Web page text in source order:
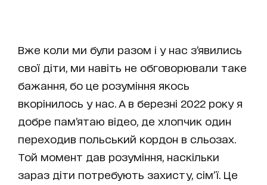
Вже коли ми були разом і у нас з’явились
свої діти, ми навіть не обговорювали таке
бажання, бо це розуміння якось
вкорінилось у нас. А в березні 2022 року я
добре пам’ятаю відео, де хлопчик один
переходив польський кордон в сльозах.
Той момент дав розуміння, наскільки
зараз діти потребують захисту, сім’ї. Це